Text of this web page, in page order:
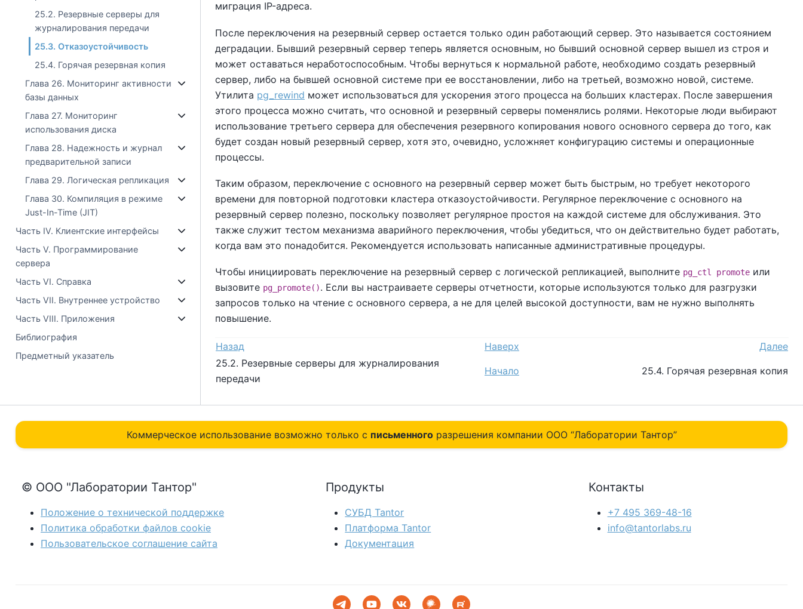
25.2. Резервные серверы для
журналирования передачи
25.3. Отказоустойчивость
25.4. Горячая резервная копия
Глава 26. Мониторинг активности
базы данных
Глава 27. Мониторинг
использования диска
Глава 28. Надежность и журнал
предварительной записи
Глава 29. Логическая репликация
Глава 30. Компиляция в режиме
Just-In-Time (JIT)
Часть IV. Клиентские интерфейсы
Часть V. Программирование
сервера
Часть VI. Справка
Часть VII. Внутреннее устройство
Часть VIII. Приложения
Библиография
Предметный указатель
миграция IP-адреса.
После переключения на резервный сервер остается только один работающий сервер. Это называется состоянием
деградации. Бывший резервный сервер теперь является основным, но бывший основной сервер вышел из строя и
может оставаться неработоспособным. Чтобы вернуться к нормальной работе, необходимо создать резервный
сервер, либо на бывшей основной системе при ее восстановлении, либо на третьей, возможно новой, системе.
Утилита pg_rewind может использоваться для ускорения этого процесса на больших кластерах. После завершения
этого процесса можно считать, что основной и резервный серверы поменялись ролями. Некоторые люди выбирают
использование третьего сервера для обеспечения резервного копирования нового основного сервера до того, как
будет создан новый резервный сервер, хотя это, очевидно, усложняет конфигурацию системы и операционные
процессы.
Таким образом, переключение с основного на резервный сервер может быть быстрым, но требует некоторого
времени для повторной подготовки кластера отказоустойчивости. Регулярное переключение с основного на
резервный сервер полезно, поскольку позволяет регулярное простоя на каждой системе для обслуживания. Это
также служит тестом механизма аварийного переключения, чтобы убедиться, что он действительно будет работать,
когда вам это понадобится. Рекомендуется использовать написанные административные процедуры.
Чтобы инициировать переключение на резервный сервер с логической репликацией, выполните pg_ctl promote или
вызовите pg_promote(). Если вы настраиваете серверы отчетности, которые используются только для разгрузки
запросов только на чтение с основного сервера, а не для целей высокой доступности, вам не нужно выполнять
повышение.
Назад Наверх
Далее
25.2. Резервные серверы для журналирования
передачи
Начало 25.4. Горячая резервная копия
Коммерческое использование возможно только с письменногоразрешения компании ОOO “Лаборатории Тантор”
© ООО "Лаборатории Тантор"
Положение о технической поддержке
Политика обработки файлов сookie
Пользовательское соглашение сайта
Продукты
СУБД Tantor
Платформа Tantor
Документация
Контакты
+7 495 369-48-16
info@tantorlabs.ru